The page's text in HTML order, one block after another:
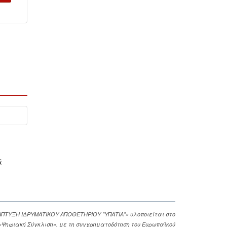
ΙΔΡΥΜΑΤΙΚΟΥ ΑΠΟΘΕΤΗΡΙΟΥ "ΥΠΑΤΙΑ"» υλοποιείται στο
Σύγκλιση», με τη συγχρηματοδότηση του Ευρωπαϊκού